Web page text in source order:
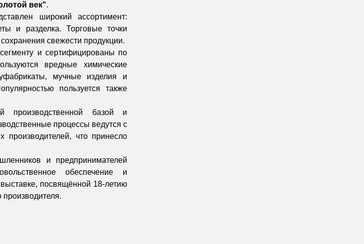
век".
широкий ассортимент:
и разделка. Торговые точки
свежести продукции.
и сертифицированы по
вредные химические
мучные изделия и
пользуется также
производственной базой и
процессы ведутся с
производителей, что принесло
и предпринимателей
обеспечение и
посвящённой 18-летию